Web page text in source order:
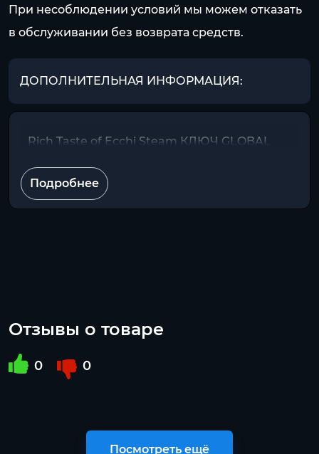
При несоблюдении условий мы можем отказать
в обслуживании без возврата средств.
ДОПОЛНИТЕЛЬНАЯ ИНФОРМАЦИЯ:
Rich Taste of Ecchi Steam КЛЮЧ GLOBAL
Подробнее
Отзывы о товаре
0 0
Посмотреть ещё